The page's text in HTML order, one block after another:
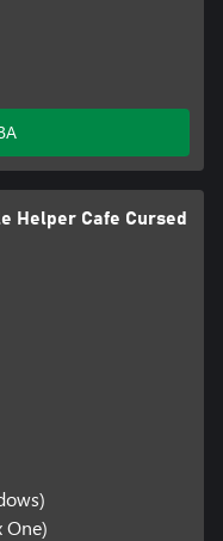
Helper Cafe Cursed
One)